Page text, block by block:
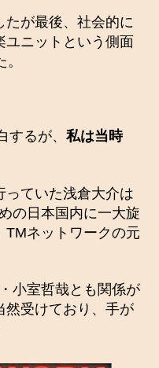
たが最後、社会的に
ニットという側面
るが、 私は当時
っていた浅倉大介は
の日本国内に一大旋
TMネットワークの元
小室哲哉とも関係が
然受けており、手が